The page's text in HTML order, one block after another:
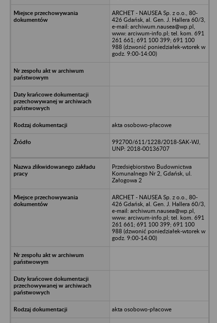
ARCHET - NAUSEA Sp. z o.o., 80-
426 Gdańsk, al. Gen. J. Hallera 60/3,
e-mail: archiwum.nausea@wp.pl,
www: arciwum-info.pl; tel. kom. 691
261 661; 691 100 399; 691 100
988 (dzwonić poniedziałek-wtorek w
godz. 9:00-14:00)
akta osobowo-płacowe
992700/611/1228/2018-SAK-WJ,
UNP: 2018-00136707
Przedsiębiorstwo Budownictwa
Komunalnego Nr 2, Gdańsk, ul.
Załogowa 2
ARCHET - NAUSEA Sp. z o.o., 80-
426 Gdańsk, al. Gen. J. Hallera 60/3,
e-mail: archiwum.nausea@wp.pl,
www: arciwum-info.pl; tel. kom. 691
261 661; 691 100 399; 691 100
988 (dzwonić poniedziałek-wtorek w
godz. 9:00-14:00)
akta osobowo-płacowe